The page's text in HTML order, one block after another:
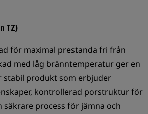
TZ)
för maximal prestanda fri från
med låg bränntemperatur ger en
stabil produkt som erbjuder
kontrollerad porstruktur för
säkrare process för jämna och